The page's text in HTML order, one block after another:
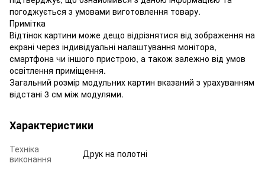
погоджується з умовами виготовлення товару.
Примітка
Відтінок картини може дещо відрізнятися від зображення на
екрані через індивідуальні налаштування монітора,
смартфона чи іншого пристрою, а також залежно від умов
освітлення приміщення.
Загальний розмір модульних картин вказаний з урахуванням
відстані 3 см між модулями.
Характеристики
Техніка
виконання
Друк на полотні